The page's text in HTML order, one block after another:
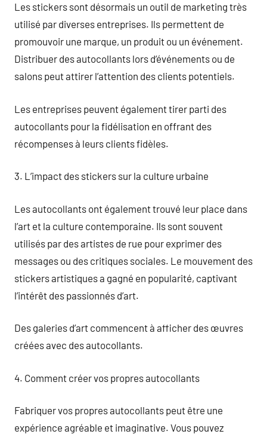
Les stickers sont désormais un outil de marketing très
utilisé par diverses entreprises. Ils permettent de
promouvoir une marque, un produit ou un événement.
Distribuer des autocollants lors d’événements ou de
salons peut attirer l’attention des clients potentiels.
Les entreprises peuvent également tirer parti des
autocollants pour la fidélisation en offrant des
récompenses à leurs clients fidèles.
3. L’impact des stickers sur la culture urbaine
Les autocollants ont également trouvé leur place dans
l’art et la culture contemporaine. Ils sont souvent
utilisés par des artistes de rue pour exprimer des
messages ou des critiques sociales. Le mouvement des
stickers artistiques a gagné en popularité, captivant
l’intérêt des passionnés d’art.
Des galeries d’art commencent à afficher des œuvres
créées avec des autocollants.
4. Comment créer vos propres autocollants
Fabriquer vos propres autocollants peut être une
expérience agréable et imaginative. Vous pouvez